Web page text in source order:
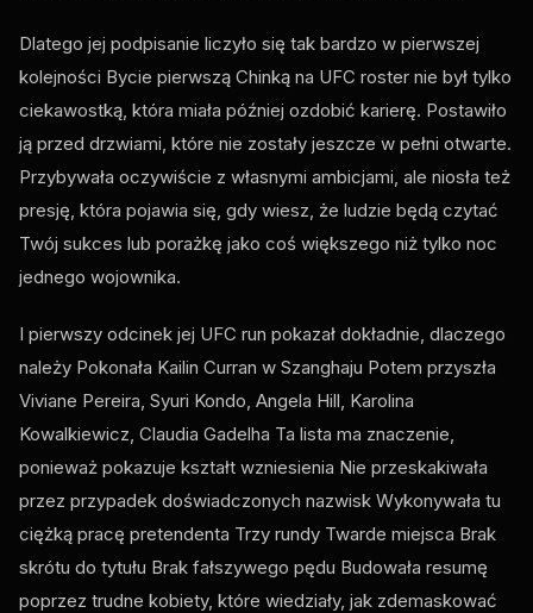
Dlatego jej podpisanie liczyło się tak bardzo w pierwszej
kolejności Bycie pierwszą Chinką na UFC roster nie był tylko
ciekawostką, która miała później ozdobić karierę. Postawiło
ją przed drzwiami, które nie zostały jeszcze w pełni otwarte.
Przybywała oczywiście z własnymi ambicjami, ale niosła też
presję, która pojawia się, gdy wiesz, że ludzie będą czytać
Twój sukces lub porażkę jako coś większego niż tylko noc
jednego wojownika.
I pierwszy odcinek jej UFC run pokazał dokładnie, dlaczego
należy Pokonała Kailin Curran w Szanghaju Potem przyszła
Viviane Pereira, Syuri Kondo, Angela Hill, Karolina
Kowalkiewicz, Claudia Gadelha Ta lista ma znaczenie,
ponieważ pokazuje kształt wzniesienia Nie przeskakiwała
przez przypadek doświadczonych nazwisk Wykonywała tu
ciężką pracę pretendenta Trzy rundy Twarde miejsca Brak
skrótu do tytułu Brak fałszywego pędu Budowała resumę
poprzez trudne kobiety, które wiedziały, jak zdemaskować